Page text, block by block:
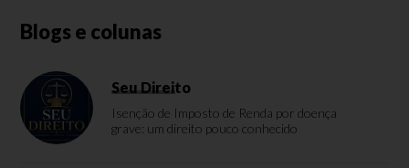
Blogs e colunas
Seu Direito
Isenção de Imposto de Renda por doença
grave: um direito pouco conhecido